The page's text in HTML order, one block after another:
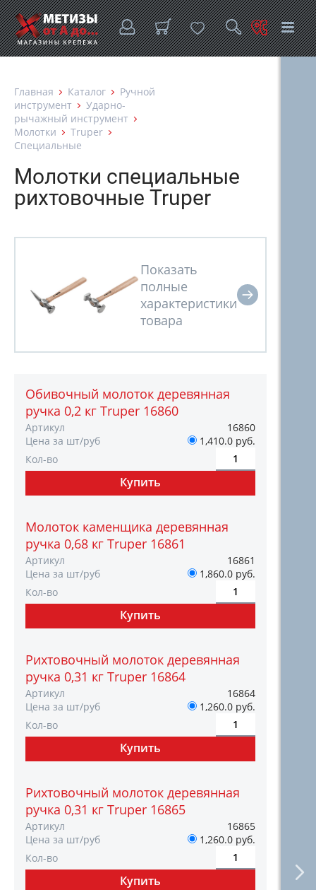
Главная Каталог
Ручной
инструмент
Ударно-
рычажный инструмент
Молотки
Truper
Специальные
Молотки специальные
рихтовочные Truper
Обивочный молоток деревянная
ручка 0,2 кг Truper 16860
Артикул
16860
Цена за шт/руб
1,410.0 руб.
Кол-во
Молоток каменщика деревянная
ручка 0,68 кг Truper 16861
Артикул
16861
Цена за шт/руб
1,860.0 руб.
Кол-во
Рихтовочный молоток деревянная
ручка 0,31 кг Truper 16864
Артикул
16864
Цена за шт/руб
1,260.0 руб.
Кол-во
Рихтовочный молоток деревянная
ручка 0,31 кг Truper 16865
Артикул
16865
Цена за шт/руб
1,260.0 руб.
Кол-во